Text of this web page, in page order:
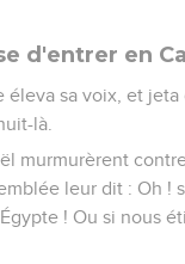
d'entrer en
éleva sa voix, et jeta
là.
murmurèrent
leur dit : Oh !
! Ou si nous